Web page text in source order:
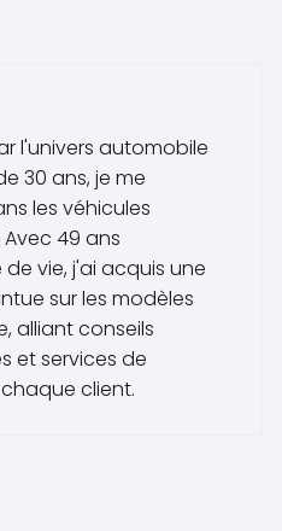
l'univers automobile
30 ans, je me
les véhicules
49 ans
vie, j'ai acquis une
sur les modèles
alliant conseils
et services de
client.